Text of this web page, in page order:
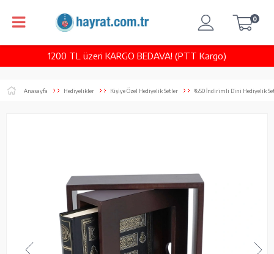
1200 TL üzeri KARGO BEDAVA! (PTT Kargo)
0
Anasayfa Hediyelikler Kişiye Özel Hediyelik Setler %50 İndirimli Dini Hediyelik